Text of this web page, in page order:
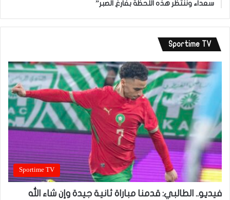
سعداء وننتظر هذه اللحظة بفارغ الصبر”
Sportime TV
Sportime TV
فيديو.. الطالبي: قدمنا مباراة ثانية جيدة وإن شاء الله